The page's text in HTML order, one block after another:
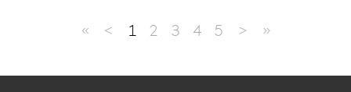
≪ ＜ 1 2 3 4 5 ＞ ≫